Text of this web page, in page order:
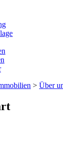
> Über